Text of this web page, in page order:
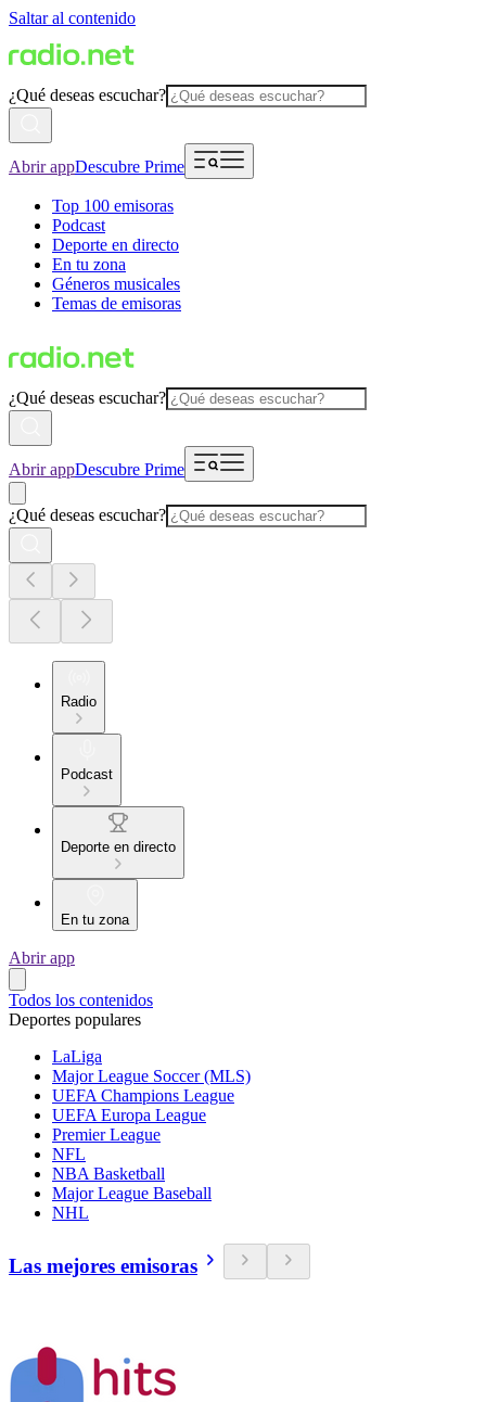
Saltar al contenido
¿Qué deseas escuchar?
Abrir appDescubre Prime
Top 100 emisoras
Podcast
Deporte en directo
En tu zona
Géneros musicales
Temas de emisoras
¿Qué deseas escuchar?
Abrir appDescubre Prime
¿Qué deseas escuchar?
Radio
Podcast
Deporte en directo
En tu zona
Abrir app
Todos los contenidos
Deportes populares
LaLiga
Major League Soccer (MLS)
UEFA Champions League
UEFA Europa League
Premier League
NFL
NBA Basketball
Major League Baseball
NHL
Las mejores emisoras